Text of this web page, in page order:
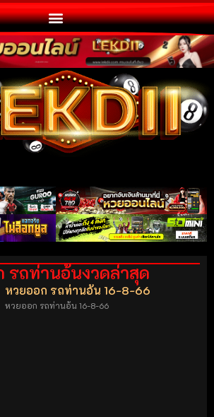
รถท่านอ้นงวดล่าสุด
หวยออก รถท่านอ้น 16-8-66
หวยออก รถท่านอ้น 16-8-66